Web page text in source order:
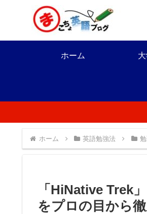
ホーム
ホーム 英語勉強法
「HiNative Trek
をプロの目から